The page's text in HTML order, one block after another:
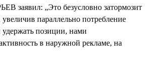
заявил: „Это безусловно затормозит
параллельно потребление
удержать позиции, нами
в наружной рекламе, на